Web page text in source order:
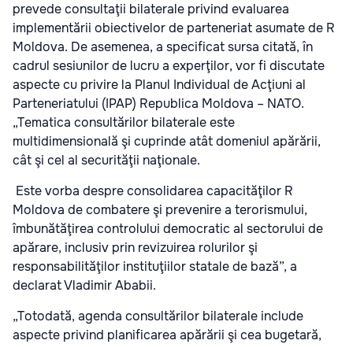
prevede consultaţii bilaterale privind evaluarea
implementării obiectivelor de parteneriat asumate de R
Moldova. De asemenea, a specificat sursa citată, în
cadrul sesiunilor de lucru a experţilor, vor fi discutate
aspecte cu privire la Planul Individual de Acţiuni al
Parteneriatului (IPAP) Republica Moldova – NATO.
„Tematica consultărilor bilaterale este
multidimensională şi cuprinde atât domeniul apărării,
cât şi cel al securităţii naţionale.
Este vorba despre consolidarea capacităţilor R
Moldova de combatere şi prevenire a terorismului,
îmbunătăţirea controlului democratic al sectorului de
apărare, inclusiv prin revizuirea rolurilor şi
responsabilităţilor instituţiilor statale de bază”, a
declarat Vladimir Ababii.
„Totodată, agenda consultărilor bilaterale include
aspecte privind planificarea apărării şi cea bugetară,